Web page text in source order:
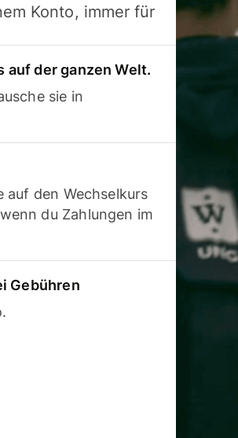
Konto, immer für
auf der ganzen Welt.
sie in
auf den Wechselkurs
du Zahlungen im
Gebühren